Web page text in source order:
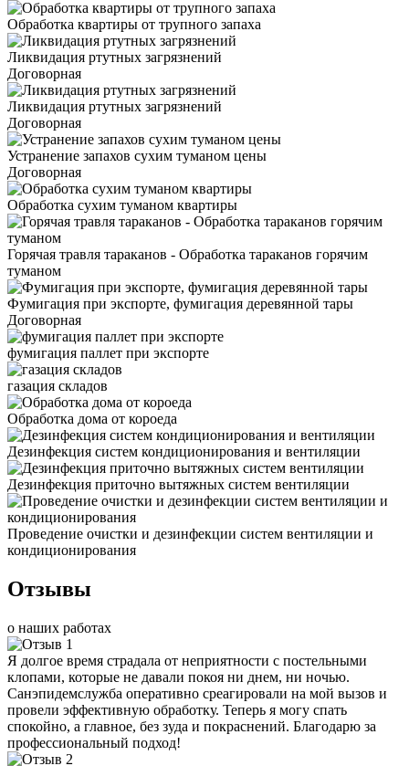
Обработка квартиры от трупного запаха
Ликвидация ртутных загрязнений
Договорная
Ликвидация ртутных загрязнений
Договорная
Устранение запахов сухим туманом цены
Договорная
Обработка сухим туманом квартиры
Горячая травля тараканов - Обработка тараканов горячим
туманом
Фумигация при экспорте, фумигация деревянной тары
Договорная
фумигация паллет при экспорте
газация складов
Обработка дома от короеда
Дезинфекция систем кондиционирования и вентиляции
Дезинфекция приточно вытяжных систем вентиляции
Проведение очистки и дезинфекции систем вентиляции и
кондиционирования
Отзывы
о наших работах
Я долгое время страдала от неприятности с постельными
клопами, которые не давали покоя ни днем, ни ночью.
Санэпидемслужба оперативно среагировали на мой вызов и
провели эффективную обработку. Теперь я могу спать
спокойно, а главное, без зуда и покраснений. Благодарю за
профессиональный подход!